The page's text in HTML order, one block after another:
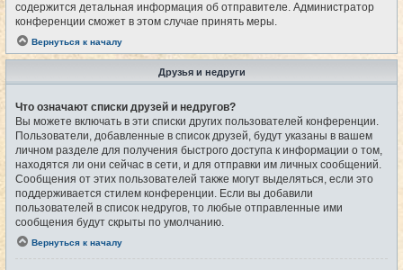
содержится детальная информация об отправителе. Администратор
конференции сможет в этом случае принять меры.
Вернуться к началу
Друзья и недруги
Что означают списки друзей и недругов?
Вы можете включать в эти списки других пользователей конференции.
Пользователи, добавленные в список друзей, будут указаны в вашем
личном разделе для получения быстрого доступа к информации о том,
находятся ли они сейчас в сети, и для отправки им личных сообщений.
Сообщения от этих пользователей также могут выделяться, если это
поддерживается стилем конференции. Если вы добавили
пользователей в список недругов, то любые отправленные ими
сообщения будут скрыты по умолчанию.
Вернуться к началу